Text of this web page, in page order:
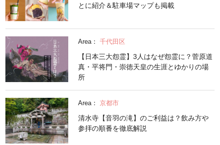
とに紹介＆駐車場マップも掲載
Area： 千代田区
【日本三大怨霊】3人はなぜ怨霊に？菅原道
真・平将門・崇徳天皇の生涯とゆかりの場
所
Area： 京都市
清水寺【音羽の滝】のご利益は？飲み方や
参拝の順番を徹底解説